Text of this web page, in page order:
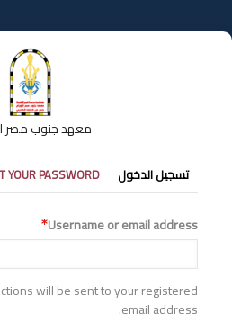
إلى
المحتوى
معهد جنوب مصر
التبويبات
الأساسية
تسجيل الدخول YOUR PASSWORD
Username or email address
will be sent to your registered
email address.